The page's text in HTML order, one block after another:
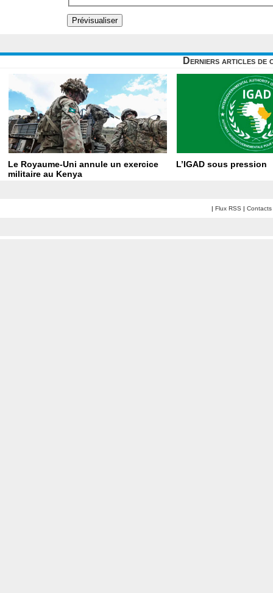
Derniers articles de
Le Royaume-Uni annule un exercice
militaire au Kenya
L’IGAD sous pression
| Flux RSS | Contacts